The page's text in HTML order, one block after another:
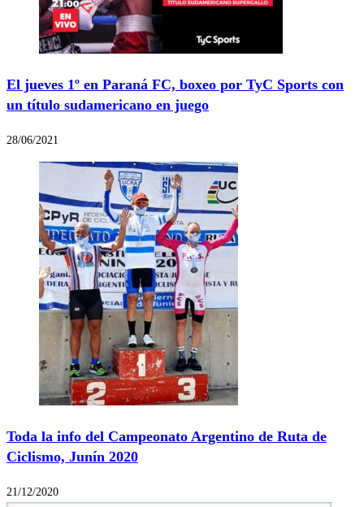
El jueves 1º en Paraná FC, boxeo por TyC Sports con
un título sudamericano en juego
28/06/2021
Toda la info del Campeonato Argentino de Ruta de
Ciclismo, Junín 2020
21/12/2020